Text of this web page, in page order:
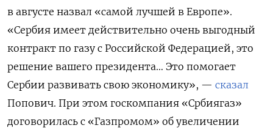
в августе назвал «самой лучшей в Европе».
«Сербия имеет действительно очень выгодный
контракт по газу с Российской Федерацией, это
решение вашего президента… Это помогает
Сербии развивать свою экономику», — сказал
Попович. При этом госкомпания «Србиягаз»
договорилась с «Газпромом» об увеличении